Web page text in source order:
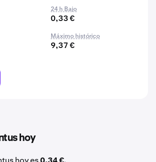
24 h Bajo
0,33 €
Máximo histórico
9,37 €
hoy